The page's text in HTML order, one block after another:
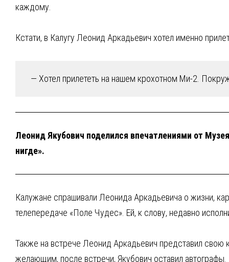
каждому.
Кстати, в Калугу Леонид Аркадьевич хотел именно
— Хотел прилететь на нашем крохотном Ми-2.
Леонид Якубович поделился впечатлениями от
нигде».
Калужане спрашивали Леонида Аркадьевича о жизни,
телепередаче «Поле Чудес». Ей, к слову, недавно
Также на встрече Леонид Аркадьевич представил
желающим, после встречи, Якубович оставил автографы.